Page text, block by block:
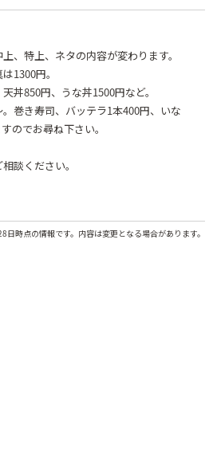
、特上、ネタの内容が変わります。
1300円。
丼850円、うな丼1500円など。
巻き寿司、バッテラ1本400円、いな
のでお尋ね下さい。
談ください。
時点の情報です。内容は変更となる場合があります。